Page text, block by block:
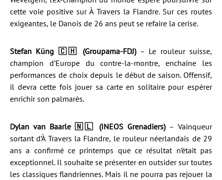
cette voie positive sur À Travers la Flandre. Sur ces routes
exigeantes, le Danois de 26 ans peut se refaire la cerise.
Stefan Küng 🇨🇭 (Groupama-FDJ)– Le rouleur suisse,
champion d’Europe du contre-la-montre, enchaîne les
performances de choix depuis le début de saison. Offensif,
il devra cette fois jouer sa carte en solitaire pour espérer
enrichir son palmarès.
Dylan van Baarle 🇳🇱 (INEOS Grenadiers)– Vainqueur
sortant d’À Travers la Flandre, le rouleur néerlandais de 29
ans a confirmé ce printemps que ce résultat n’était pas
exceptionnel. Il souhaite se présenter en outsider sur toutes
les classiques flandriennes. Mais il ne pourra pas rejouer la